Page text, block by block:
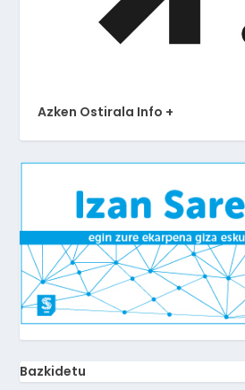
Azken Ostirala Info +
Bazkidetu